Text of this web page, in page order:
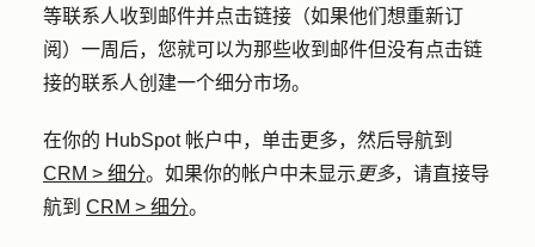
等联系人收到邮件并点击链接（如果他们想重新订
阅）一周后，您就可以为那些收到邮件但没有点击链
接的联系人创建一个细分市场。
在你的 HubSpot 帐户中，单击更多，然后导航到
CRM > 细分。如果你的帐户中未显示 更多，请直接导
航到 CRM > 细分。